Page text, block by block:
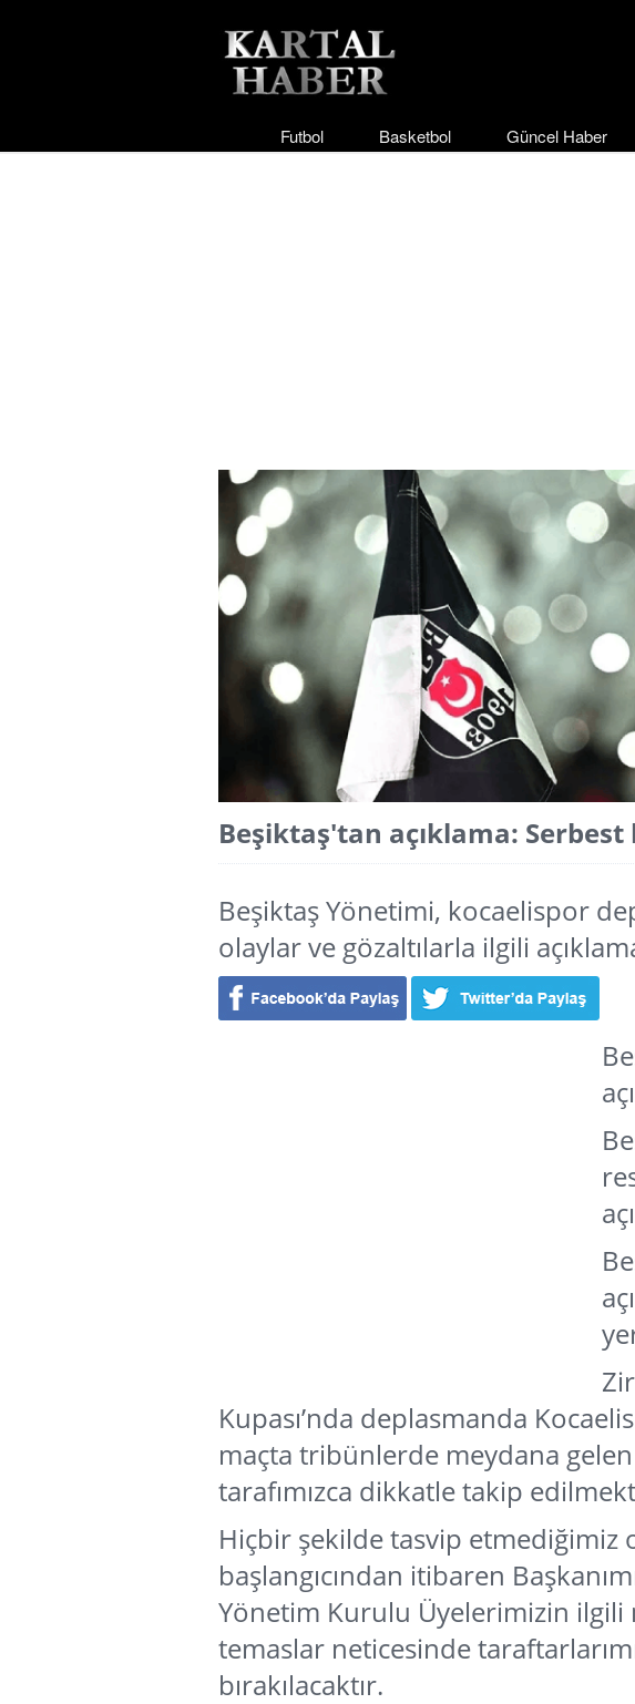
Futbol Basketbol Güncel Haber
Beşiktaş'tan açıklama: Serbest
Beşiktaş Yönetimi, kocaelispor
olaylar ve gözaltılarla ilgili
Kupası’nda deplasmanda
maçta tribünlerde meydana
tarafımızca dikkatle takip
Hiçbir şekilde tasvip etmediğimiz
başlangıcından itibaren
Yönetim Kurulu Üyelerimizin
temaslar neticesinde
bırakılacaktır.